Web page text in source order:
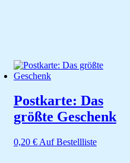
Postkarte: Das
größte Geschenk
0,20 € Auf Bestellliste